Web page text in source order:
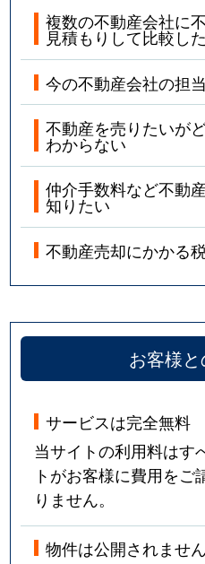
複数の不動産会社に
見積もりして比較し
今の不動産会社の担
不動産を売りたいが
わからない
仲介手数料など不動
知りたい
不動産売却にかかる
お客様
サービスは完全無料
当サイトの利用料はす
トがお客様に費用を
りません。
物件は公開されません